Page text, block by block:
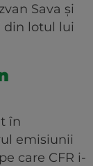
Sava și
din lotul lui
în
emisiunii
care CFR i-